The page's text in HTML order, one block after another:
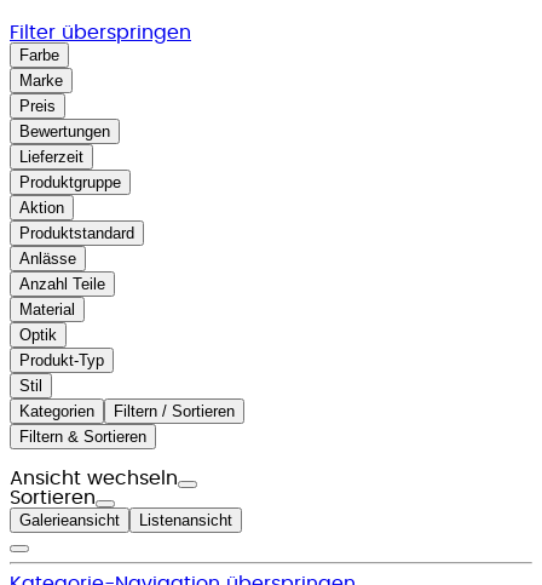
Filter überspringen
Farbe
Marke
Preis
Bewertungen
Lieferzeit
Produktgruppe
Aktion
Produktstandard
Anlässe
Anzahl Teile
Material
Optik
Produkt-Typ
Stil
Kategorien
Filtern / Sortieren
Filtern & Sortieren
Ansicht wechseln
Sortieren
Galerieansicht Listenansicht